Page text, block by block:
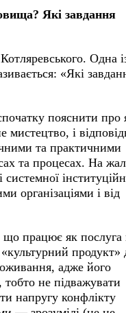
Які завдання
Одна
«Які
пояснити про
мистецтво, і
та практичними
та процесах. На
організаціями і від
що працює як послуга
продукт»
адже його
не підважувати
напругу конфлікту